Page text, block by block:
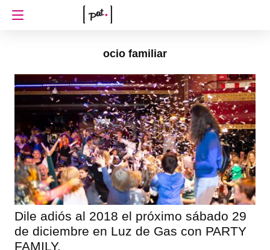
ocio familiar
Dile adiós al 2018 el próximo sábado 29
de diciembre en Luz de Gas con PARTY
FAMILY.